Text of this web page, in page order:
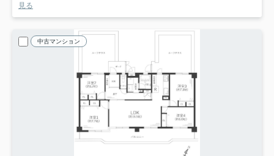
見る
中古マンション